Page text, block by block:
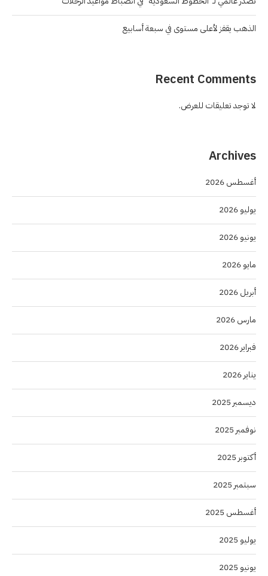
الذهب يقفز لأعلى مستوى في سبعة أسابيع
Recent Comments
لا توجد تعليقات للعرض.
Archives
أغسطس 2026
يوليو 2026
يونيو 2026
مايو 2026
أبريل 2026
مارس 2026
فبراير 2026
يناير 2026
ديسمبر 2025
نوفمبر 2025
أكتوبر 2025
سبتمبر 2025
أغسطس 2025
يوليو 2025
يونيو 2025